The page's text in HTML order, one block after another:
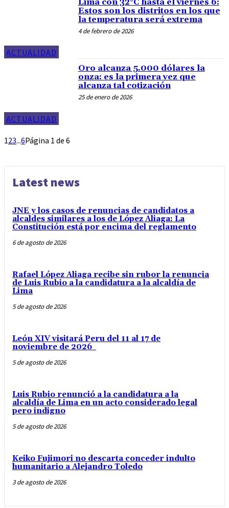
ACTUALIDAD
Estos son los distritos en los que
la temperatura será extrema
4 de febrero de 2026
ACTUALIDAD
Oro alcanza 5.000 dólares la
onza: es la primera vez que
alcanza tal cotización
25 de enero de 2026
123...6Página 1 de 6
Latest news
JNE y los casos de renuncias de candidatos a
alcaldes similares a los de López Aliaga: La
Constitución está por encima del reglamento
6 de agosto de 2026
Rafael López Aliaga recibe sin rubor la renuncia
de Luis Rubio a la candidatura a la alcaldía de
Lima
5 de agosto de 2026
León XIV visitará Peru del 11 al 17 de
noviembre de 2026
5 de agosto de 2026
Luis Rubio renunció a la candidatura a la
alcaldía de Lima en un acto considerado legal
pero indigno
5 de agosto de 2026
Keiko Fujimori no descarta conceder indulto
humanitario a Alejandro Toledo
3 de agosto de 2026